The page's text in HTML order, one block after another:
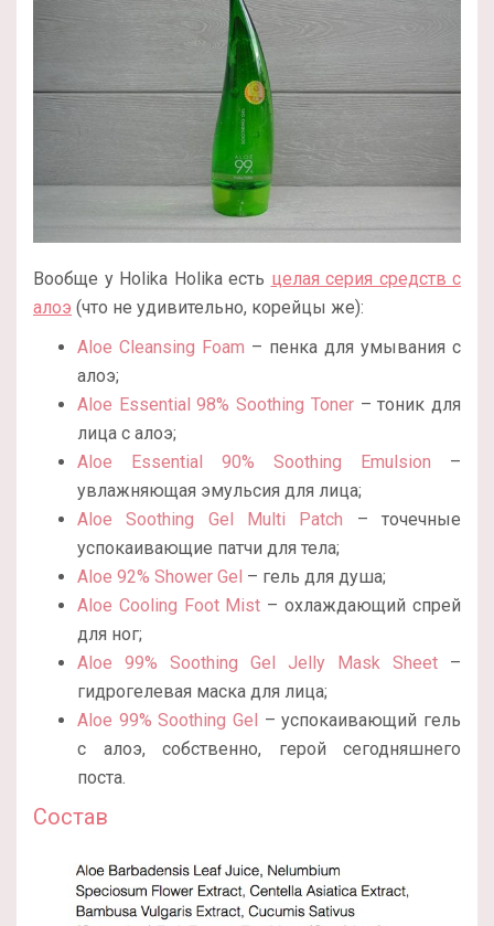
Вообще у Holika Holika есть целая серия средств с
алоэ (что не удивительно, корейцы же):
Aloe Cleansing Foam – пенка для умывания с
алоэ;
Aloe Essential 98% Soothing Toner– тоник для
лица с алоэ;
Aloe Essential 90% Soothing Emulsion –
увлажняющая эмульсия для лица;
Aloe Soothing Gel Multi Patch – точечные
успокаивающие патчи для тела;
Aloe 92% Shower Gel – гель для душа;
Aloe Cooling Foot Mist – охлаждающий спрей
для ног;
Aloe 99% Soothing Gel Jelly Mask Sheet –
гидрогелевая маска для лица;
Aloe 99% Soothing Gel – успокаивающий гель
с алоэ, собственно, герой сегодняшнего
поста.
Состав